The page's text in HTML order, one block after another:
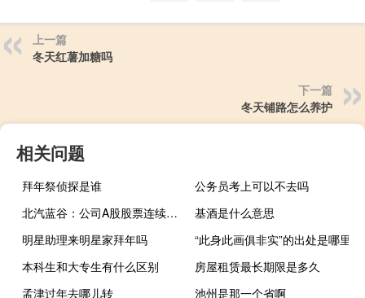
上一篇
冬天红薯加糖吗
下一篇
冬天铺路怎么养护
相关问题
拜年祭侦探是谁
公务员考上可以不去吗
北汽蓝谷：公司A股股票连续三个交易日内日收盘价格涨幅偏离值累计超过20%；经公司自查截至目前公司日常经营情况未发生重大变化
基酒是什么意思
明星助理来明星家拜年吗
“此身此画俱非实”的出处是哪里
本科生和大专生有什么区别
房屋租赁最长期限是多久
孟津过年去哪儿转
池州是那一个省啊